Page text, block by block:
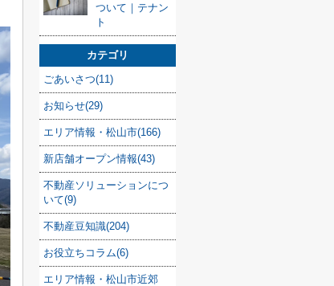
ついて｜テナン
ト
カテゴリ
ごあいさつ(11)
お知らせ(29)
エリア情報・松山市(166)
新店舗オープン情報(43)
不動産ソリューションにつ
いて(9)
不動産豆知識(204)
お役立ちコラム(6)
エリア情報・松山市近郊